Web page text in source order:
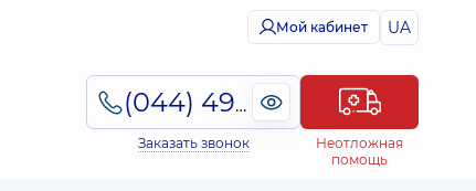
Мой кабинет UA
(044) 495-2-888
Заказать звонок
Неотложная
помощь